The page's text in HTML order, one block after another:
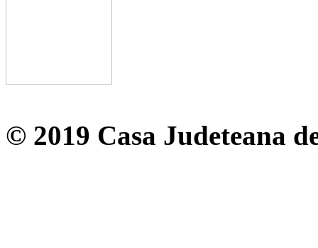
© 2019 Casa Judeteana